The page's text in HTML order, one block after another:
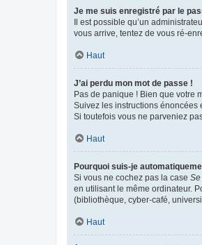
Je me suis enregistré par le
Il est possible qu’un
vous arrive, tentez de vous ré-
Haut
J’ai perdu mon mot de passe !
Pas de panique ! Bien que votre
Suivez les instructions énoncées
Si toutefois vous ne parveniez
Haut
Pourquoi suis-je
Si vous ne cochez pas la case
en utilisant le même ordinateur.
(bibliothèque, cyber-café,
Haut